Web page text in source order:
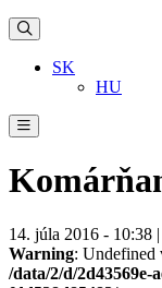
SK
HU
14. júla 2016 - 10:38 |
Warning: Undefined
/data/2/d/2d43569e-